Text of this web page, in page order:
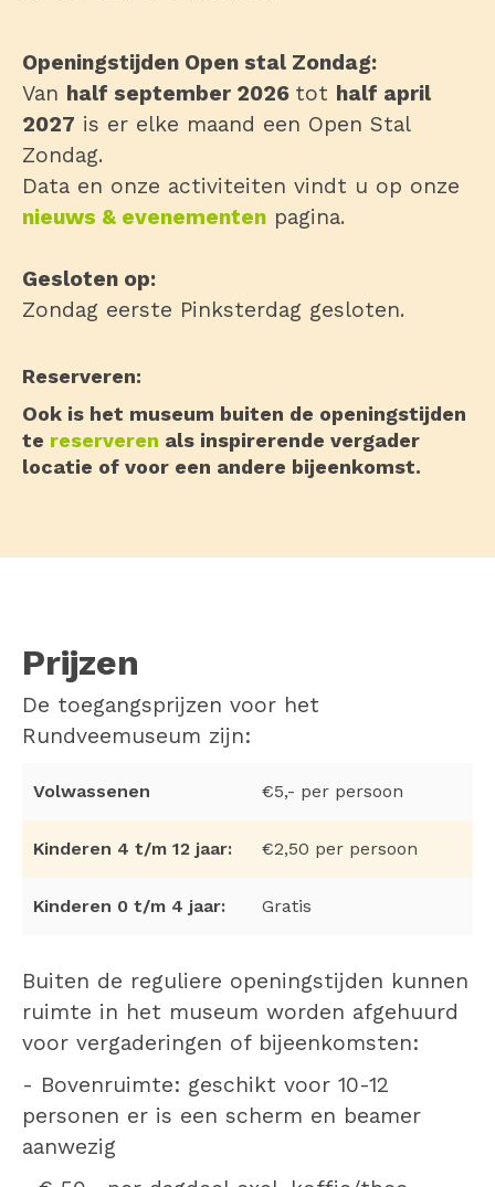
Openingstijden Open stal Zondag:
Van half september 2026 tot half april
2027 is er elke maand een Open Stal
Zondag.
Data en onze activiteiten vindt u op onze
nieuws & evenementen pagina.
Gesloten op:
Zondag eerste Pinksterdag gesloten.
Reserveren:
Ook is het museum buiten de openingstijden
te reserveren als inspirerende vergader
locatie of voor een andere bijeenkomst.
Prijzen
De toegangsprijzen voor het
Rundveemuseum zijn:
Volwassenen €5,- per persoon
Kinderen 4 t/m 12 jaar: €2,50 per persoon
Kinderen 0 t/m 4 jaar: Gratis
Buiten de reguliere openingstijden kunnen
ruimte in het museum worden afgehuurd
voor vergaderingen of bijeenkomsten:
- Bovenruimte: geschikt voor 10-12
personen er is een scherm en beamer
aanwezig